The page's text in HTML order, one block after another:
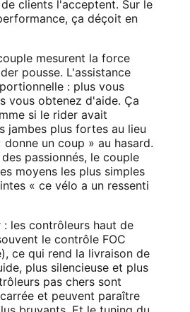
clients l'acceptent. Sur le
ça déçoit en
mesurent la force
pousse. L'assistance
: plus vous
vous obtenez d'aide. Ça
si le rider avait
jambes plus fortes au lieu
un coup » au hasard.
passionnés, le couple
moyens les plus simples
« ce vélo a un ressenti
: les contrôleurs haut de
le contrôle FOC
ce qui rend la livraison de
plus silencieuse et plus
pas chers sont
et peuvent paraître